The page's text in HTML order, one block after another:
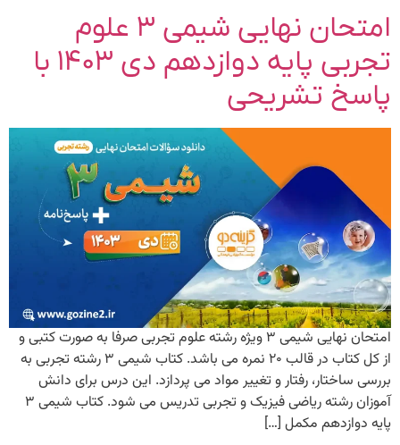
امتحان نهایی شیمی ۳ علوم
تجربی پایه دوازدهم دی ۱۴۰۳ با
پاسخ تشریحی
امتحان نهایی شیمی ۳ ویژه رشته علوم تجربی صرفا به صورت کتبی و
از کل کتاب در قالب ۲۰ نمره می باشد. کتاب شیمی ۳ رشته تجربی به
بررسی ساختار، رفتار و تغییر مواد می پردازد. این درس برای دانش
آموزان رشته ریاضی فیزیک و تجربی تدریس می شود. کتاب شیمی ۳
پایه دوازدهم مکمل […]